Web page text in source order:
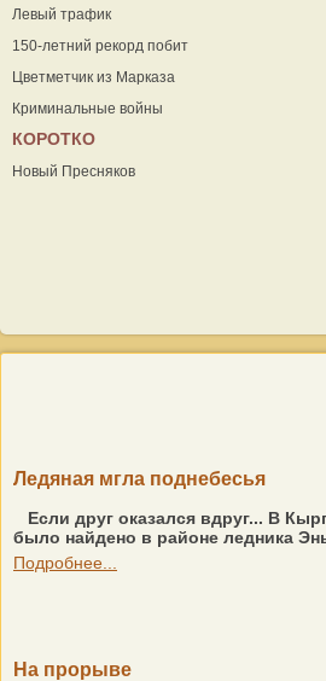
Левый трафик
150-летний рекорд побит
Цветметчик из Марказа
Криминальные войны
КОРОТКО
Новый Пресняков
Ледяная мгла поднебесья
Если друг оказался вдруг... В
было найдено в районе ледника
Подробнее...
На прорыве